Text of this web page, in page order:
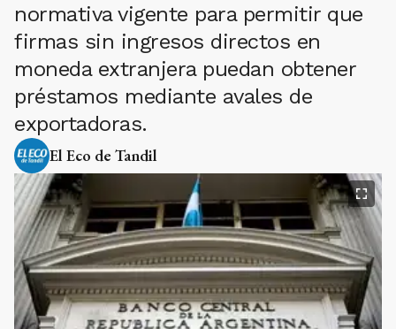
normativa vigente para permitir que
firmas sin ingresos directos en
moneda extranjera puedan obtener
préstamos mediante avales de
exportadoras.
El Eco de Tandil